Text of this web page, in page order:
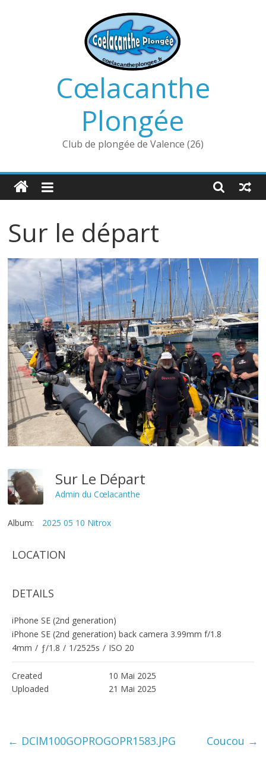
Cœlacanthe
Plongée
Club de plongée de Valence (26)
Sur le départ
Sur Le Départ
Admin du Cœlacanthe
Album: 2025 05 10 Nitrox
LOCATION
DETAILS
iPhone SE (2nd generation)
iPhone SE (2nd generation) back camera 3.99mm f/1.8
4mm / ƒ/1.8 / 1/2525s / ISO 20
Created
10 Mai 2025
Uploaded
21 Mai 2025
← DCIM100GOPROGOPR1583.JPG Coucou →